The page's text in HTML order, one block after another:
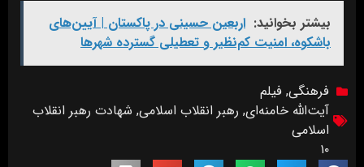
بیشتر بخوانید: اربعین حسینی در پاکستان | آیین‌های
باشکوه، امنیت کم‌نظیر و تعطیلی گسترده شهرها
فرهنگی, فیلم
آیت‌الله خامنه‌ای, رهبر انقلاب اسلامی, شهادت رهبر انقلاب
اسلامی
۱۰